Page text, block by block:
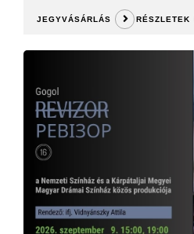
JEGYVÁSÁRLÁS RÉSZLETEK